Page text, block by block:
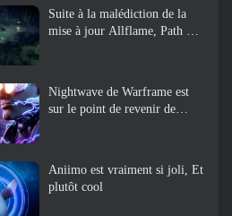
Suite à la malédiction de la
mise à jour Allflame, Path Of
Nightwave de Warframe est
sur le point de revenir de
Aniimo est vraiment si joli, Et
plutôt cool